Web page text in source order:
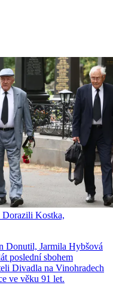
Dorazili Kostka,
Donutil, Jarmila Hybšová
poslední sbohem
Divadla na Vinohradech
ve věku 91 let.